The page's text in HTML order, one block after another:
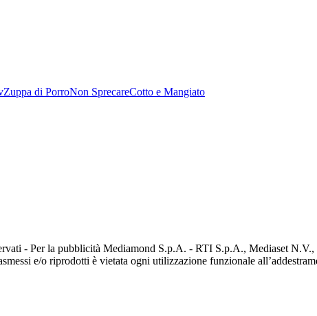
Zuppa di PorroNon SprecareCotto e Mangiato
- Per la pubblicità Mediamond S.p.A. - RTI S.p.A., Mediaset N.V.,
e/o riprodotti è vietata ogni utilizzazione funzionale